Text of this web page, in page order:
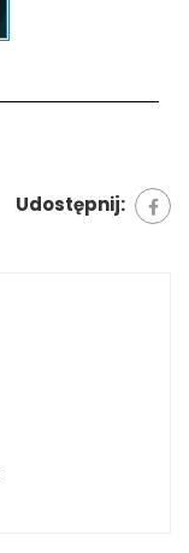
Udostępnij: